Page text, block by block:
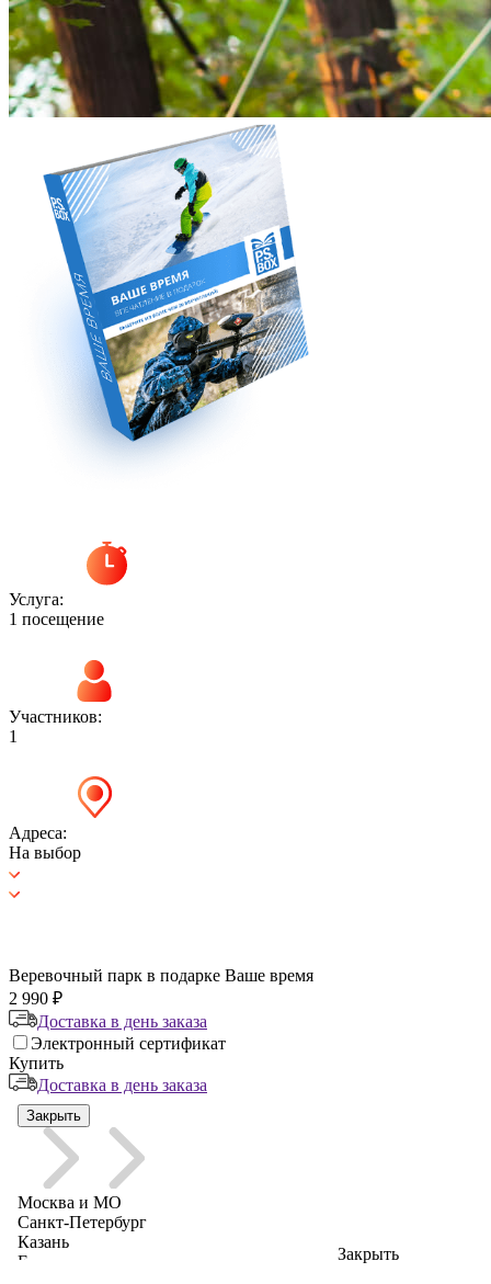
Услуга:
1 посещение
Участников:
1
Адреса:
На выбор
Веревочный парк в подарке Ваше время
2 990 ₽
Доставка в день заказа
Электронный сертификат
Купить
Доставка в день заказа
Закрыть